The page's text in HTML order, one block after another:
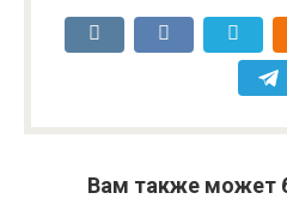
Вам также может